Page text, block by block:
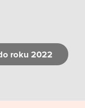
roku 2022